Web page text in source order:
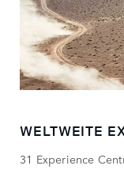
WELTWEITE
31 Experience